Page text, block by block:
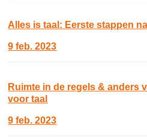
Alles is taal: Eerste stappen
9 feb. 2023
Ruimte in de regels & anders
voor taal
9 feb. 2023